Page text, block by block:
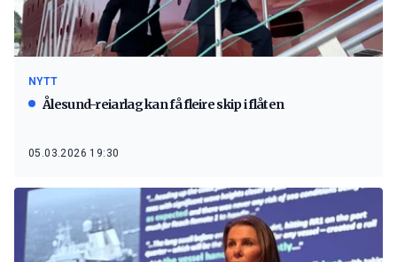
NYTT
Ålesund-reiarlag kan få fleire skip i flåten
05.03.2026 19:30